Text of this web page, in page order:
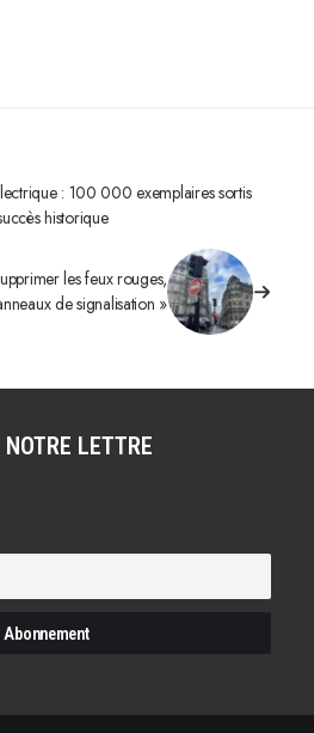
: 100 000 exemplaires sortis
historique
les feux rouges,
de signalisation »
LETTRE